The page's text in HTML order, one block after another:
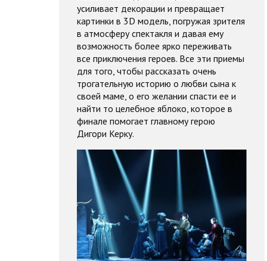
усиливает декорации и превращает
картинки в 3D модель, погружая зрителя
в атмосферу спектакля и давая ему
возможность более ярко переживать
все приключения героев. Все эти приемы
для того, чтобы рассказать очень
трогательную историю о любви сына к
своей маме, о его желании спасти ее и
найти то целебное яблоко, которое в
финале помогает главному герою
Дигори Керку.